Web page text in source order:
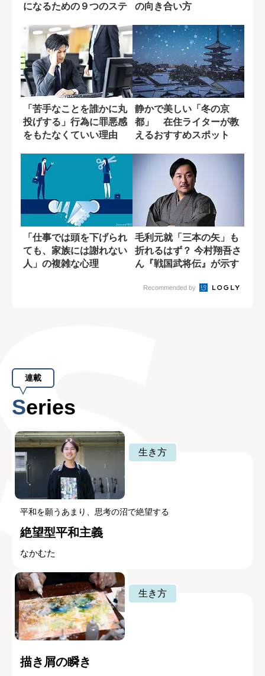
になるための９つのステ
の向き合い方
「苦手なことを誰かに丸
投げする」行為に罪悪感
をもたなくていい理由
静かで美しい「冬の京
都」 在住ライターが教
えるおすすめスポット
「仕事では頭を下げられ
ても、家族には謝れない
人」の複雑な心理
毛利元就「三本の矢」も
折れるはず？ 今村翔吾さ
ん『戦国武将伝』が示す
Recommended by
連載
Series
生き方
平和を願うあまり、思考の沼で絶望する
絶望型平和主義
なかむた
生き方
描き屑の瞬き